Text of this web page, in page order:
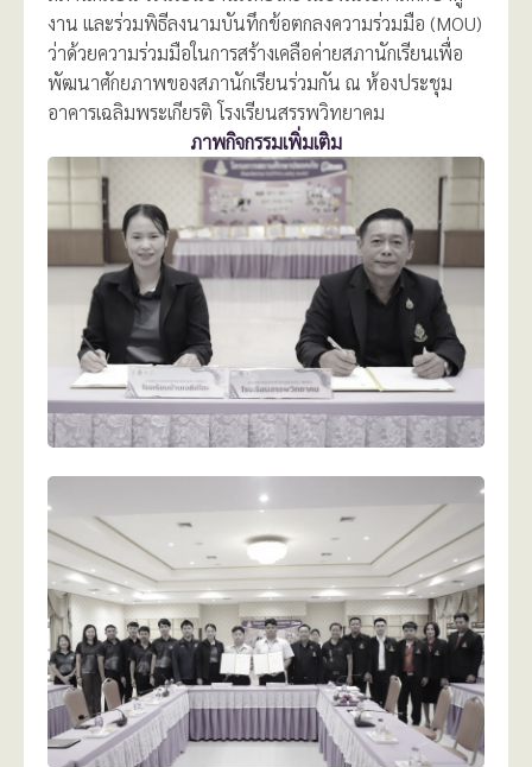
งาน และร่วมพิธีลงนามบันทึกข้อตกลงความร่วมมือ (MOU)
ว่าด้วยความร่วมมือในการสร้างเคลือค่ายสภานักเรียนเพื่อ
พัฒนาศักยภาพของสภานักเรียนร่วมกัน ณ ห้องประชุม
อาคารเฉลิมพระเกียรติ โรงเรียนสรรพวิทยาคม
ภาพกิจกรรมเพิ่มเติม